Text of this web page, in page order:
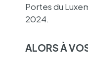
Portes du
2024.
ALORS À